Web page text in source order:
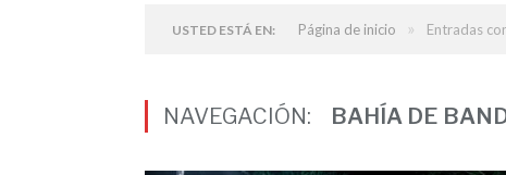
USTED ESTÁ EN: Página de inicio » Entradas
NAVEGACIÓN: BAHÍA DE